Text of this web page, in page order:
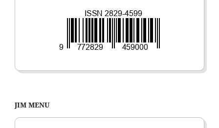
JIM MENU